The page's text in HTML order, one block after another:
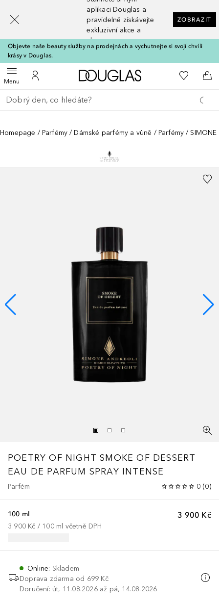
aplikaci Douglas a
pravidelně získávejte
exkluzivní akce a
slevy
ZOBRAZIT
Objevte naše beauty služby na prodejnách a vychutnejte si svojí chvíli
krásy v Douglas.
MenuOtevřít menuK mému účtu
Domů K mému
Do
Vraťte se
Proveďte vyhledávání
Homepage Parfémy Dámské parfémy a vůně Parfémy
POETRY OF NIGHT SMOKE OF DESSERT
EAU DE PARFUM SPRAY INTENSE
Parfém 0 (0)
3 900 Kč
100 ml
3 900 Kč / 100 ml včetně DPH
Online: Skladem
Doprava zdarma od 699 Kč
Doručení: út, 11.08.2026 až pá, 14.08.2026
[navigation.slideout.screenreader]